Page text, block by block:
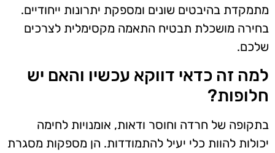
מתמקדת בהיבטים שונים ומספקת יתרונות ייחודיים.
בחירה מושכלת תבטיח התאמה מקסימלית לצרכים
שלכם.
למה זה כדאי דווקא עכשיו והאם יש
חלופות?
בתקופה של חרדה וחוסר ודאות, אומנויות לחימה
יכולות להוות כלי יעיל להתמודדות. הן מספקות מסגרת